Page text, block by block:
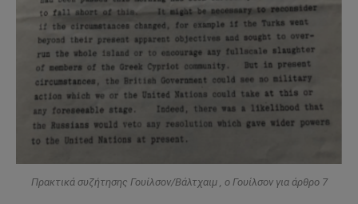
Πρακτικά συζήτησης Γουίλσον/Βάλτχαιμ , ο Γουίλσον για άρθρο 7